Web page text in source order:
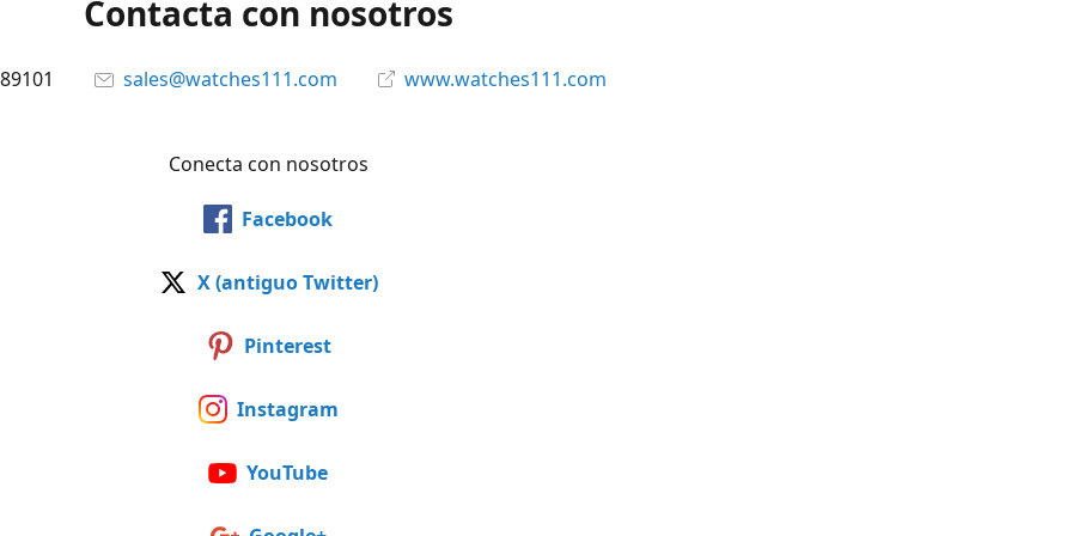
Contacta con nosotros
sales@watches111.com www.watches111.com
Conecta con nosotros
Facebook
X (antiguo Twitter)
Pinterest
Instagram
YouTube